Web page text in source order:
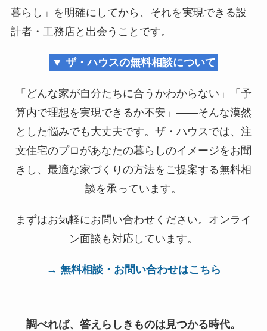
暮らし」を明確にしてから、それを実現できる設
計者・工務店と出会うことです。
▼ ザ・ハウスの無料相談について
「どんな家が自分たちに合うかわからない」「予
算内で理想を実現できるか不安」——そんな漠然
とした悩みでも大丈夫です。ザ・ハウスでは、注
文住宅のプロがあなたの暮らしのイメージをお聞
きし、最適な家づくりの方法をご提案する無料相
談を承っています。
まずはお気軽にお問い合わせください。オンライ
ン面談も対応しています。
→ 無料相談・お問い合わせはこちら
調べれば、答えらしきものは見つかる時代。